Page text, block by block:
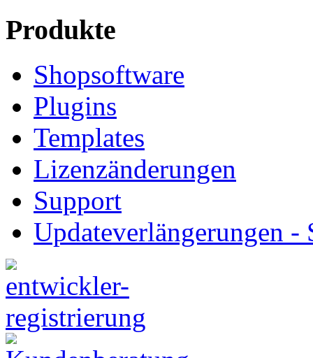
Produkte
Shopsoftware
Plugins
Templates
Lizenzänderungen
Support
Updateverlängerungen -